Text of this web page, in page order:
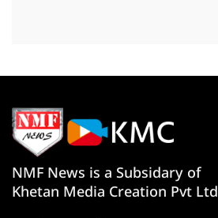
NMF News is a Subsidary of
Khetan Media Creation Pvt Ltd